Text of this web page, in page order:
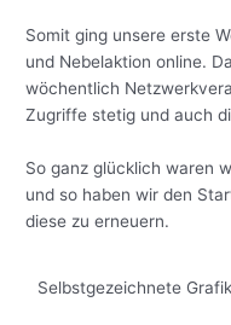
Somit ging unsere erste
und Nebelaktion online.
wöchentlich
Zugriffe stetig und auch
So ganz glücklich waren
und so haben wir den
diese zu erneuern.
Selbstgezeichnete